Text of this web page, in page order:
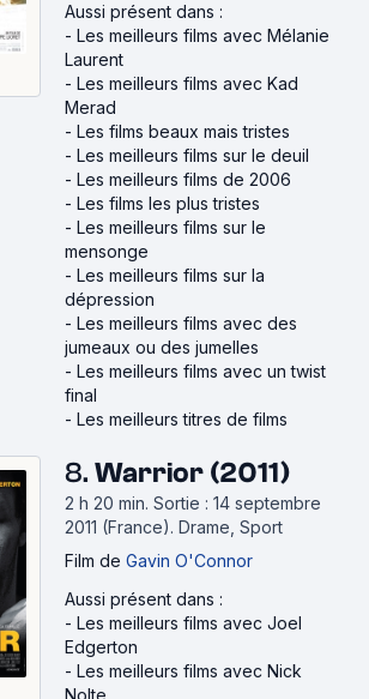
Aussi présent dans :
- Les meilleurs films avec Mélanie
Laurent
- Les meilleurs films avec Kad
Merad
- Les films beaux mais tristes
- Les meilleurs films sur le deuil
- Les meilleurs films de 2006
- Les films les plus tristes
- Les meilleurs films sur le
mensonge
- Les meilleurs films sur la
dépression
- Les meilleurs films avec des
jumeaux ou des jumelles
- Les meilleurs films avec un twist
final
- Les meilleurs titres de films
8. Warrior (2011)
2 h 20 min. Sortie : 14 septembre
2011 (France). Drame, Sport
Film de Gavin O'Connor
Aussi présent dans :
- Les meilleurs films avec Joel
Edgerton
- Les meilleurs films avec Nick
Nolte